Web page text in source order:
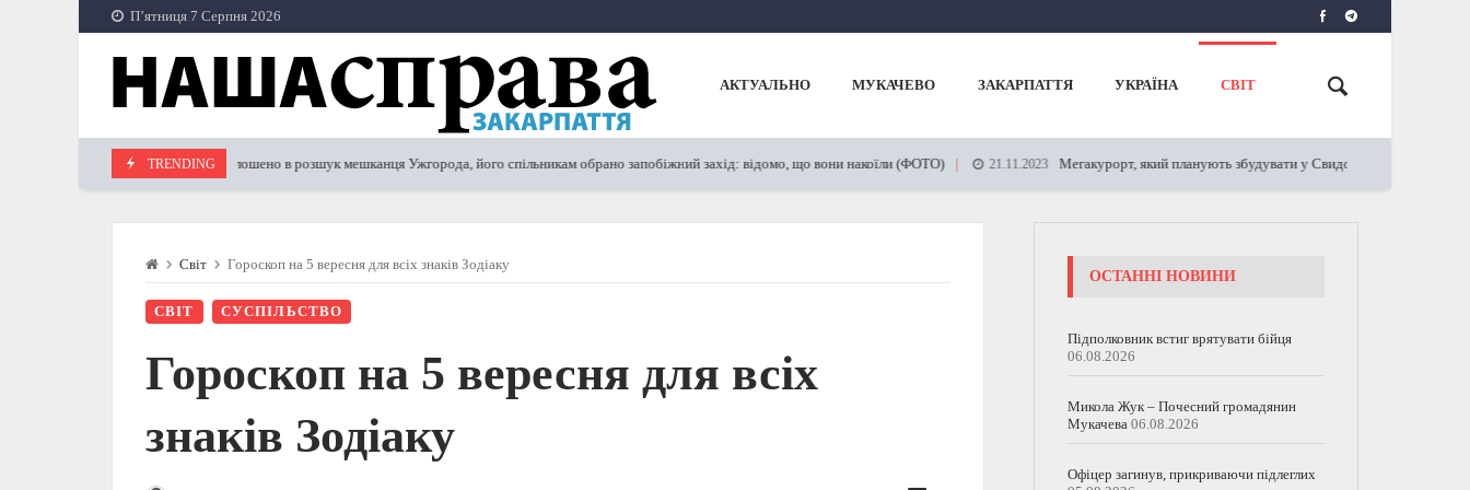
Skip
to
content
П’ятниця 7 Серпня 2026
АКТУАЛЬНО МУКАЧЕВО ЗАКАРПАТТЯ УКРАЇНА СВІТ
TRENDING
13.05.2023 Оголошено в розшук мешканця Ужгорода, його спільникам обрано запобіжний захід: відомо, що вони накоїли (ФОТО) 21.11.2023 Мегакурорт, який планують збудувати у Свидовці не привабить
Світ Гороскоп на 5 вересня для всіх знаків Зодіаку
СВІТ СУСПІЛЬСТВО
Гороскоп на 5 вересня для всіх
знаків Зодіаку
ОСТАННІ НОВИНИ
Підполковник встиг врятувати бійця
06.08.2026
Микола Жук – Почесний громадянин
Мукачева 06.08.2026
Офіцер загинув, прикриваючи підлеглих